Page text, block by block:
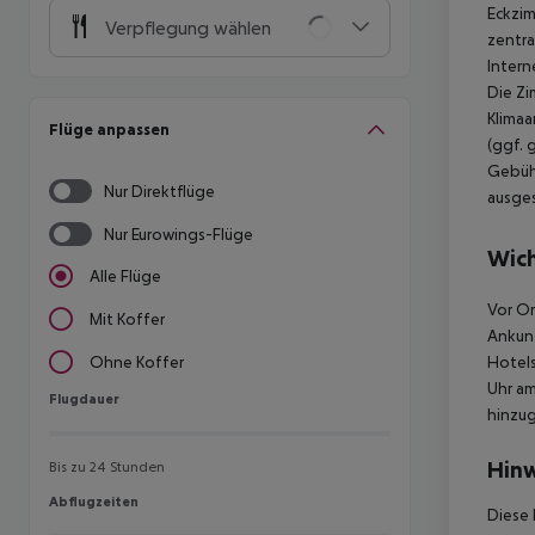
Verpflegung wählen
Flüge anpassen
Nur Direktflüge
Nur Eurowings-Flüge
Alle Flüge
Mit Koffer
Ohne Koffer
Flugdauer
Flugdauer
Bis zu 24 Stunden
Abflugzeiten
Abflugzeiten
Die
(ggf.
Vor
Uhr
Diese